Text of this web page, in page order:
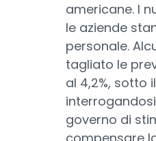
americane. I
le aziende
personale.
tagliato le
al 4,2%, sotto
governo di